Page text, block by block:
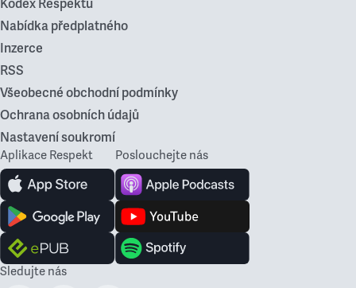
Kodex Respektu
Nabídka předplatného
Inzerce
RSS
Všeobecné obchodní podmínky
Ochrana osobních údajů
Nastavení soukromí
Aplikace Respekt Poslouchejte nás
Sledujte nás